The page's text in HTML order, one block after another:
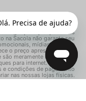
quaisquer possíveis
na Sacola não garante seu
mídias sociais e
o preço apresentado na
meramente ilustrativas.
para internet. Vendas
e condições de pagamento
nas nossas lojas físicas.